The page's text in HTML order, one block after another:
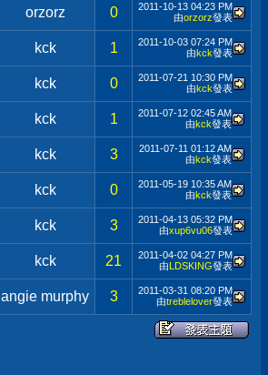
orzorz 0 2011-10-13 04:23 PM
由orzorz發表
kck 1 2011-10-03 07:24 PM
由kck發表
kck 0 2011-07-21 10:30 PM
由kck發表
kck 1 2011-07-12 02:45 AM
由kck發表
kck 3 2011-07-11 01:12 AM
由kck發表
kck 0 2011-05-19 10:35 AM
由kck發表
kck 3 2011-04-13 05:32 PM
由xup6vu06發表
kck 21 2011-04-02 04:27 PM
由LDSKING發表
angie murphy 3 2011-03-31 08:20 PM
由treblelover發表